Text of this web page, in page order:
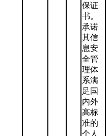
保证
书。
承诺
其信
息安
全管
理体
系满
足国
内外
高标
准的
个人